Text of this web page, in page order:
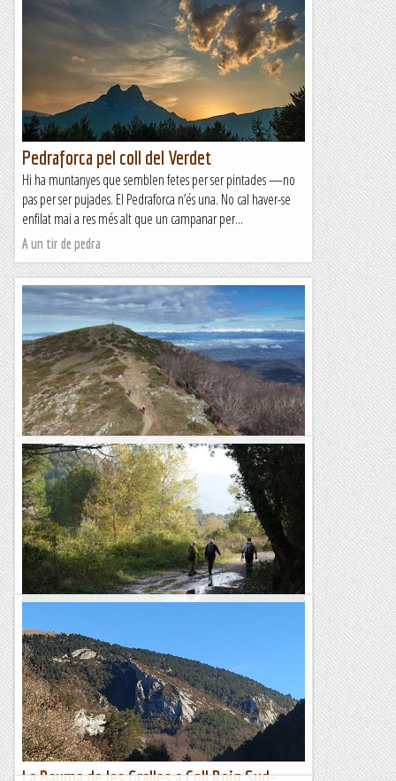
Pedraforca pel coll del Verdet
Hi ha muntanyes que semblen fetes per ser pintades —no
pas per ser pujades. El Pedraforca n’és una. No cal haver-se
enfilat mai a res més alt que un campanar per...
A un tir de pedra
Matagalls, pel Coll de Bordoriol
Una vegada més, hem vingut al Matagalls. Aquesta vegada hi
hem pujat seguint un fàcil itinerari per la vessant nord, sortint
del Coll de Bordoriol. És un...
Blog de muntanya
Tothom coneix el túnel del Bruc. Segurament, tots els
seguidors del Blog han passat centenars de vegades per
aquest túnel sense gairebé fixar-se en l'entorn....
Blog de muntanya